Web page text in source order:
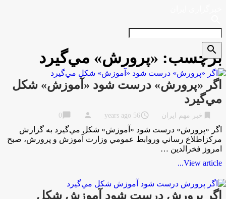
برچسب: «پرورش» مي‌‌گيرد
اگر «پرورش» درست شود «آموزش» شكل
مي‌‌گيرد
خبر مهم ایران access_time
56 years ago
person
chat_bubble
اگر «پرورش» درست شود «آموزش» شكل مي‌‌گيرد به گزارش
مركزاطلاع رساني وروابط عمومي وزارت آموزش و پرورش، صبح
امروز فخرالدين …
View article...
اگر پرورش درست شود آموزش شكل
search